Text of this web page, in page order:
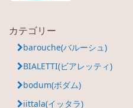
カテゴリー
barouche(バルーシュ)
BIALETTI(ビアレッティ)
bodum(ボダム)
iittala(イッタラ)